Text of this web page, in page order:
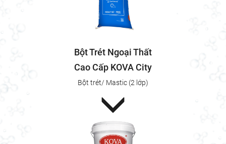
Bột Trét Ngoại Thất
Cao Cấp KOVA City
Bột trét/ Mastic (2 lớp)